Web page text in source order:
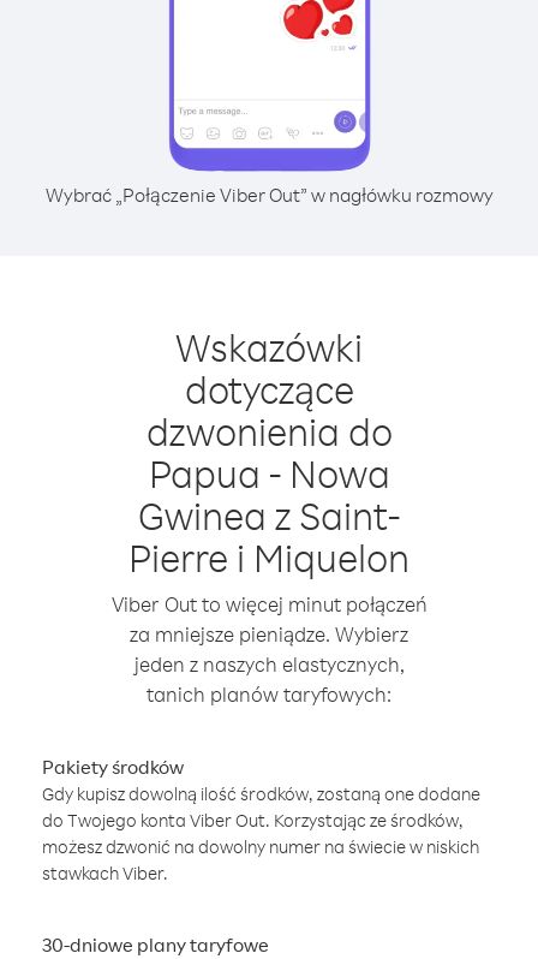
Wybrać „Połączenie Viber Out” w nagłówku rozmowy
Wskazówki
dotyczące
dzwonienia do
Papua - Nowa
Gwinea z Saint-
Pierre i Miquelon
Viber Out to więcej minut połączeń
za mniejsze pieniądze. Wybierz
jeden z naszych elastycznych,
tanich planów taryfowych:
Pakiety środków
Gdy kupisz dowolną ilość środków, zostaną one dodane
do Twojego konta Viber Out. Korzystając ze środków,
możesz dzwonić na dowolny numer na świecie w niskich
stawkach Viber.
30-dniowe plany taryfowe